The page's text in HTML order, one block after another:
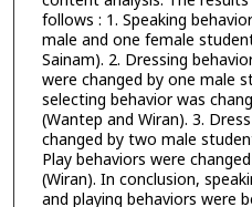
follows : 1. Speaking
male and one female
Sainam). 2. Dressing
were changed by one male
selecting behavior was
(Wantep and Wiran). 3.
changed by two male
Play behaviors were
(Wiran). In conclusion,
and playing behaviors were